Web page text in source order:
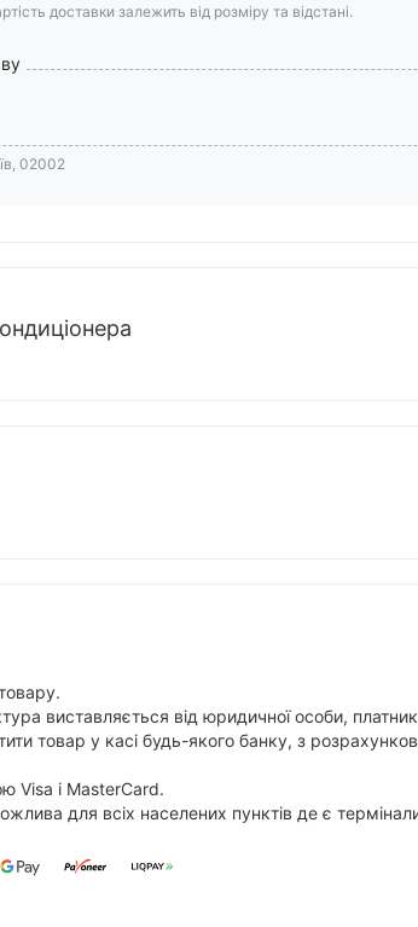
доставки залежить від розміру та відстані.
02002
виставляється від юридичної особи,
товар у касі будь-якого банку, з
Visa і MasterCard.
для всіх населених пунктів де є